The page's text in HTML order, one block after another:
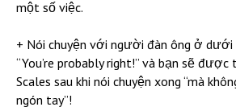
một số việc.
+ Nói chuyện với người đàn ông ở dưới
“You’re probably right!” và bạn sẽ
Scales sau khi nói chuyện xong “mà
ngón tay”!